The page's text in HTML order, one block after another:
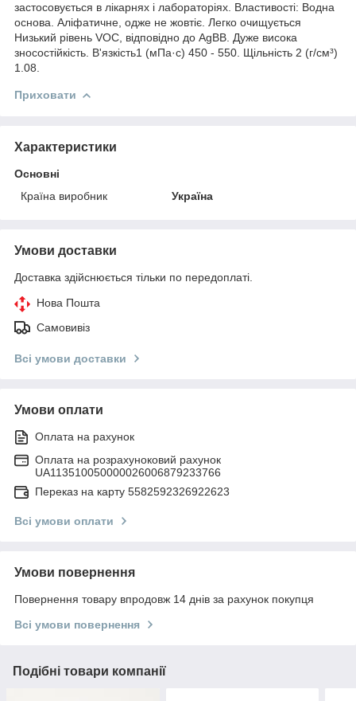
застосовується в лікарнях і лабораторіях. Властивості: Водна
основа. Аліфатичне, одже не жовтіє. Легко очищується
Низький рівень VOC, відповідно до AgBB. Дуже висока
зносостійкість. В'язкість1 (мПа·с) 450 - 550. Щільність 2 (г/см³)
1.08.
Приховати
Характеристики
Основні
Країна виробник
Україна
Умови доставки
Доставка здійснюється тільки по передоплаті.
Нова Пошта
Самовивіз
Всі умови доставки
Умови оплати
Оплата на рахунок
Оплата на розрахуноковий рахунок
UA113510050000026006879233766
Переказ на карту 5582592326922623
Всі умови оплати
Умови повернення
Повернення товару впродовж 14 днів за рахунок покупця
Всі умови повернення
Подібні товари компанії